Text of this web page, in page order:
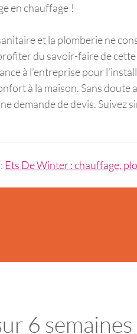
en chauffage !
et la plomberie ne
du savoir-faire de
à l’entreprise pour
à la maison. Sans doute
demande de devis. Suivez
Ets De Winter : chauffage,
6 semaines